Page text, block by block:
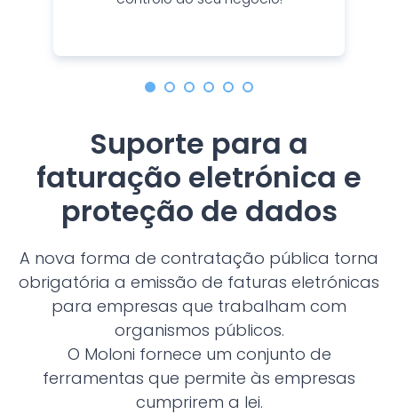
Suporte para a
faturação eletrónica e
proteção de dados
A nova forma de contratação pública torna
obrigatória a emissão de faturas eletrónicas
para empresas que trabalham com
organismos públicos.
O Moloni fornece um conjunto de
ferramentas que permite às empresas
cumprirem a lei.